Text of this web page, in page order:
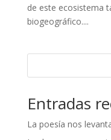
de este ecosistema
biogeográfico....
Entradas
La poesía nos